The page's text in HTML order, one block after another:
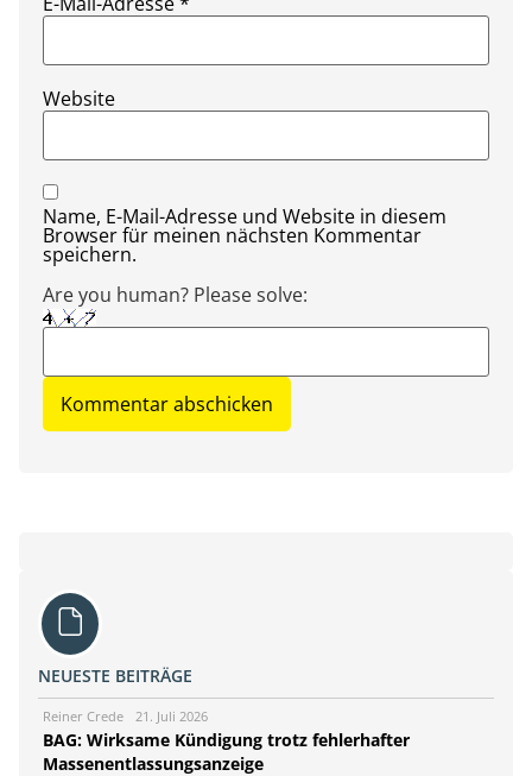
Website
Name, E-Mail-Adresse und Website in diesem
Browser für meinen nächsten Kommentar
speichern.
Are you human? Please solve:
NEUESTE BEITRÄGE
Reiner Crede 21. Juli 2026
BAG: Wirksame Kündigung trotz fehlerhafter
Massenentlassungsanzeige